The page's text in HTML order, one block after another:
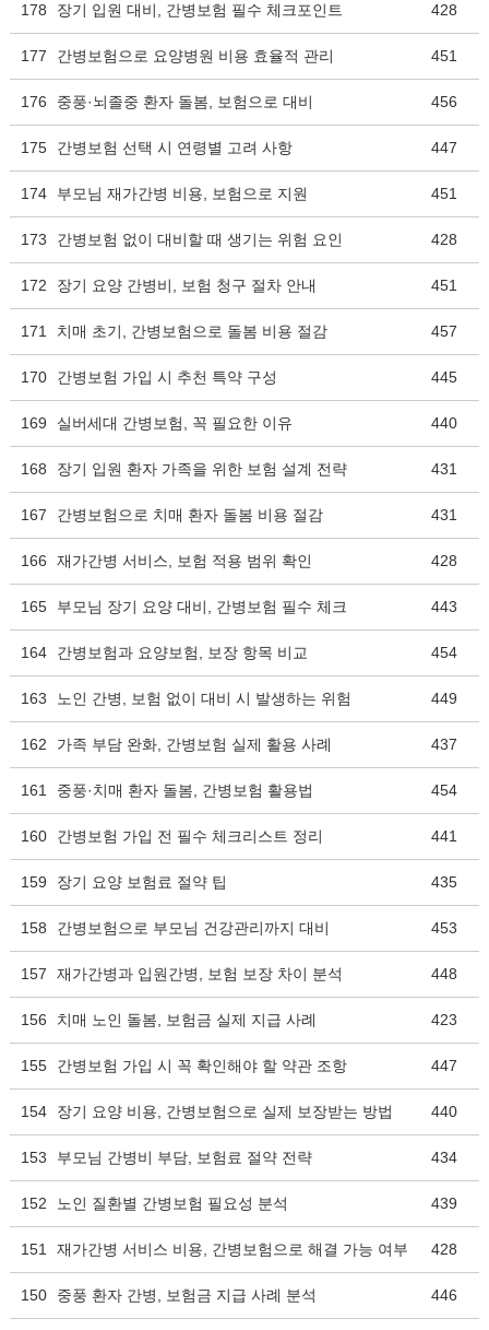
178 장기 입원 대비, 간병보험 필수 체크포인트 428
177 간병보험으로 요양병원 비용 효율적 관리 451
176 중풍·뇌졸중 환자 돌봄, 보험으로 대비 456
175 간병보험 선택 시 연령별 고려 사항 447
174 부모님 재가간병 비용, 보험으로 지원 451
173 간병보험 없이 대비할 때 생기는 위험 요인 428
172 장기 요양 간병비, 보험 청구 절차 안내 451
171 치매 초기, 간병보험으로 돌봄 비용 절감 457
170 간병보험 가입 시 추천 특약 구성 445
169 실버세대 간병보험, 꼭 필요한 이유 440
168 장기 입원 환자 가족을 위한 보험 설계 전략 431
167 간병보험으로 치매 환자 돌봄 비용 절감 431
166 재가간병 서비스, 보험 적용 범위 확인 428
165 부모님 장기 요양 대비, 간병보험 필수 체크 443
164 간병보험과 요양보험, 보장 항목 비교 454
163 노인 간병, 보험 없이 대비 시 발생하는 위험 449
162 가족 부담 완화, 간병보험 실제 활용 사례 437
161 중풍·치매 환자 돌봄, 간병보험 활용법 454
160 간병보험 가입 전 필수 체크리스트 정리 441
159 장기 요양 보험료 절약 팁 435
158 간병보험으로 부모님 건강관리까지 대비 453
157 재가간병과 입원간병, 보험 보장 차이 분석 448
156 치매 노인 돌봄, 보험금 실제 지급 사례 423
155 간병보험 가입 시 꼭 확인해야 할 약관 조항 447
154 장기 요양 비용, 간병보험으로 실제 보장받는 방법 440
153 부모님 간병비 부담, 보험료 절약 전략 434
152 노인 질환별 간병보험 필요성 분석 439
151 재가간병 서비스 비용, 간병보험으로 해결 가능 여부 428
150 중풍 환자 간병, 보험금 지급 사례 분석 446